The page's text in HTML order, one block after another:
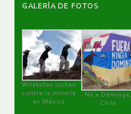
GALERÌA DE FOTOS
Wirakutas luchan
contra la minería
en México
No a Dominga,
Chile